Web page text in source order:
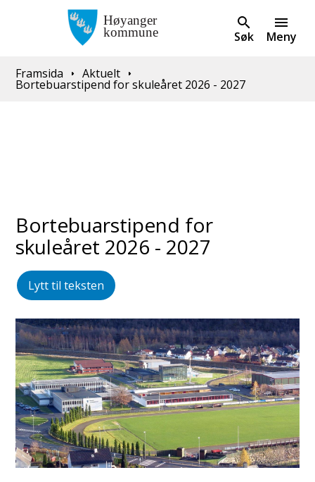
Søk Meny
Du er her:
Framsida Aktuelt
Bortebuarstipend for skuleåret 2026 - 2027
Bortebuarstipend for
skuleåret 2026 - 2027
Lytt til teksten